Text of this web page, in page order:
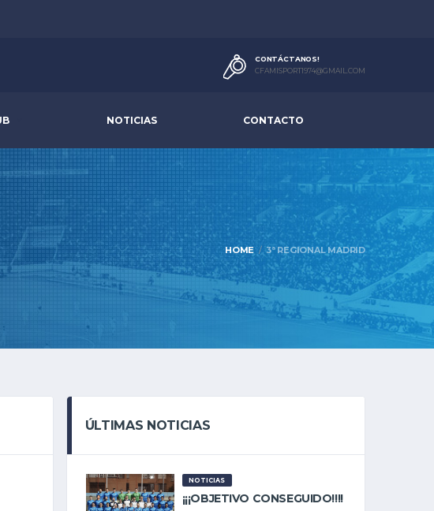
CONTÁCTANOS!
CFAMISPORT1974@GMAIL.COM
NOTICIAS CONTACTO
HOME 3ª REGIONAL MADRID
ÚLTIMAS NOTICIAS
NOTICIAS
¡¡¡OBJETIVO CONSEGUIDO!!!!